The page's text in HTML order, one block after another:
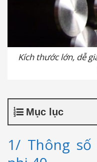
Kích thước lớn, dễ
Mục lục
1/ Thông